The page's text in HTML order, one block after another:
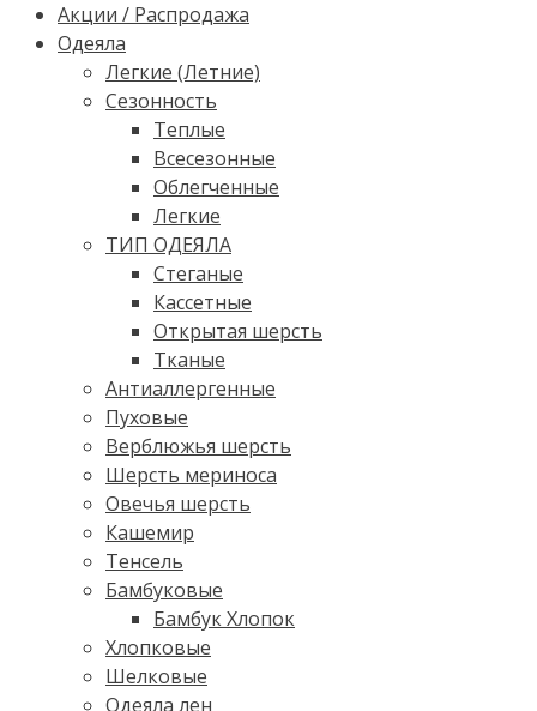
Акции / Распродажа
Одеяла
Легкие (Летние)
Сезонность
Теплые
Всесезонные
Облегченные
Легкие
ТИП ОДЕЯЛА
Стеганые
Кассетные
Открытая шерсть
Тканые
Антиаллергенные
Пуховые
Верблюжья шерсть
Шерсть мериноса
Овечья шерсть
Кашемир
Тенсель
Бамбуковые
Бамбук Хлопок
Хлопковые
Шелковые
Одеяла лен